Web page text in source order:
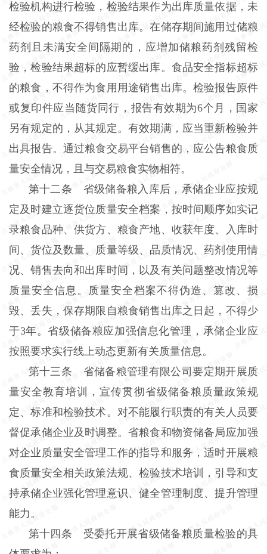
检验机构进行检验，检验结果作为出库质量依据，未
经检验的粮食不得销售出库。在储存期间施用过储粮
药剂且未满安全间隔期的，应增加储粮药剂残留检
验，检验结果超标的应暂缓出库。食品安全指标超标
的粮食，不得作为食用用途销售出库。检验报告原件
或复印件应当随货同行，报告有效期为6个月，国家
另有规定的，从其规定。有效期满，应当重新检验并
出具报告。通过粮食交易平台销售的，应公告粮食质
量安全情况，且与交易粮食实物相符。
第十二条 省级储备粮入库后，承储企业应按规
定及时建立逐货位质量安全档案，按时间顺序如实记
录粮食品种、供货方、粮食产地、收获年度、入库时
间、货位及数量、质量等级、品质情况、药剂使用情
况、销售去向和出库时间，以及有关问题整改情况等
质量安全信息。质量安全档案不得伪造、篡改、损
毁、丢失，保存期限自粮食销售出库之日起，不得少
于3年。省级储备粮应加强信息化管理，承储企业应
按照要求实行线上动态更新有关质量信息。
第十三条 省储备粮管理有限公司要定期开展质
量安全教育培训，宣传贯彻省级储备粮质量政策规
定、标准和检验技术。对不能履行职责的有关人员要
督促承储企业及时调整。省粮食和物资储备局应加强
对企业质量安全管理工作的指导和服务，适时开展粮
食质量安全相关政策法规、检验技术培训，引导和支
持承储企业强化管理意识、健全管理制度、提升管理
能力。
第十四条 受委托开展省级储备粮质量检验的具